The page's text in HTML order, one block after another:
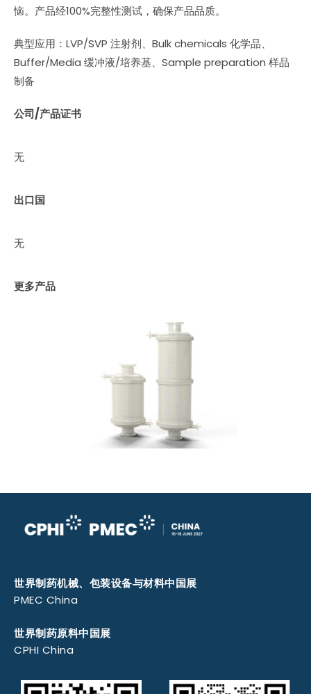
恼。产品经100%完整性测试，确保产品品质。
典型应用：LVP/SVP 注射剂、Bulk chemicals 化学品、
Buffer/Media 缓冲液/培养基、Sample preparation 样品
制备
公司/产品证书
无
出口国
无
更多产品
世界制药机械、包装设备与材料中国展
PMEC China
世界制药原料中国展
CPHI China